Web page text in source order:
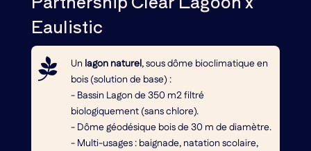
Eaulistic
 Un lagon naturel, sous dôme bioclimatique en
bois (solution de base) :
- Bassin Lagon de 350 m2 filtré
biologiquement (sans chlore).
- Dôme géodésique bois de 30 m de diamètre.
- Multi-usages : baignade, natation scolaire,